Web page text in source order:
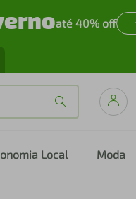
até 40% off
Local Moda